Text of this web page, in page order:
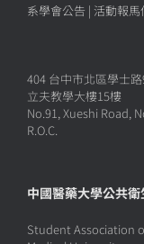
系學會公告 | 活動報馬
404 台中市北區學士
立夫教學大樓15樓
No.91, Xueshi Road,
R.O.C.
中國醫藥大學公共
Student Association